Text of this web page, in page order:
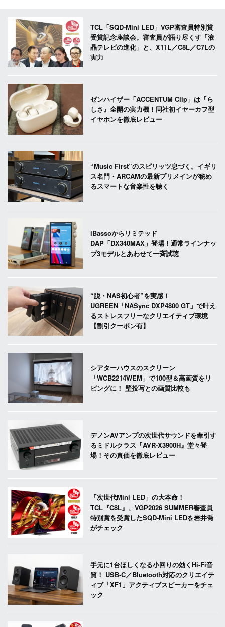
TCL「SQD-Mini LED」VGP審査員特別賞
受賞記念座談会。審査員が語り尽くす「液
晶テレビの進化」と、X11L／C8L／C7Lの
実力
ゼンハイザー「ACCENTUM Clip」は『ら
しさ』全開の実力機！同社初イヤーカフ型
イヤホンを徹底レビュー
“Music First”のスピリッツ息づく。イギリ
ス名門・ARCAMの最新プリメインが秘め
るスマートな音楽性を聴く
iBassoからリミテッド
DAP「DX340MAX」登場！通常ラインナッ
プ3モデルとあわせて一斉試聴
“脱・NAS初心者”を実感！
UGREEN「NASync DXP4800 GT」で叶え
るストレスフリーなクリエイティブ環境
【割引クーポン有】
シアターハウスのスクリーン
「WCB2214WEM」で100型＆高画質をリ
ビングに！ 壁投写との画質比較も
デノンAVアンプの次世代サウンドを牽引す
るミドルクラス『AVR-X3900H』堂々登
場！その真価を徹底レビュー
「次世代Mini LED」の大本命！
TCL『C8L』、VGP2026 SUMMER審査員
特別賞を受賞したSQD-Mini LEDを岩井喬
がチェック
手元に1台ほしくなる小回りの効くHi-Fi音
質！ USB-C／Bluetooth対応のクリエイテ
ィブ「XF1」アクティブスピーカーをチェ
ック